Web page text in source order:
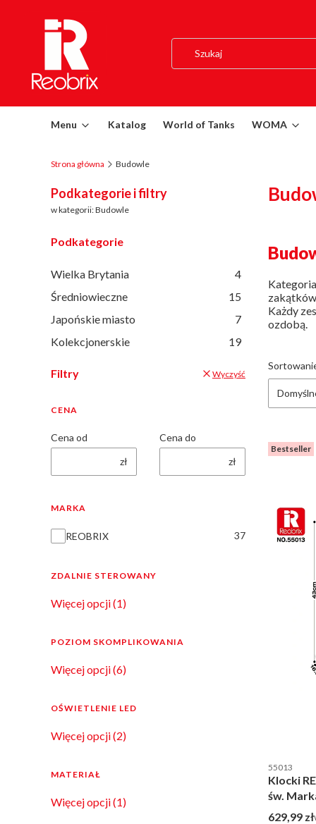
Menu Katalog World of Tanks WOMA
Strona główna Budowle
Podkategorie i filtry
w kategorii: Budowle
Podkategorie
Wielka Brytania
4
Średniowieczne
15
Japońskie miasto
7
Kolekcjonerskie
19
Filtry Wyczyść
CENA
Cena od
zł
Cena do
zł
MARKA
MarkaREOBRIX 37
ZDALNIE STEROWANY
Zdalnie sterowany
Więcej opcji (1)
POZIOM SKOMPLIKOWANIA
Poziom skomplikowania
Więcej opcji (6)
OŚWIETLENIE LED
Oświetlenie LED
Więcej opcji (2)
MATERIAŁ
Materiał
Więcej opcji (1)
Kategoria
Każdy
ozdobą.
Lista
Bestseller
Kod
55013
Klocki
św.
Cena
629,99 zł